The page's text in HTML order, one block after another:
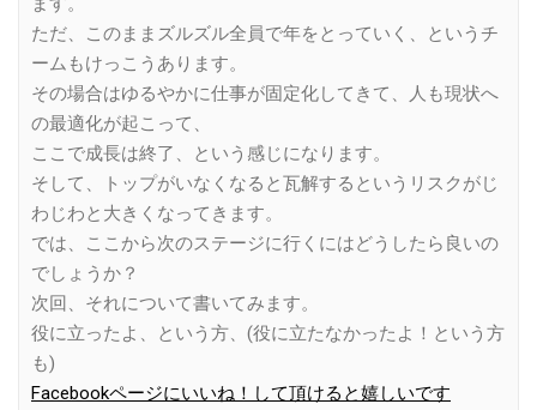
ただ、このままズルズル全員で年をとっていく、というチ
ームもけっこうあります。
その場合はゆるやかに仕事が固定化してきて、人も現状へ
の最適化が起こって、
ここで成長は終了、という感じになります。
そして、トップがいなくなると瓦解するというリスクがじ
わじわと大きくなってきます。
では、ここから次のステージに行くにはどうしたら良いの
でしょうか？
次回、それについて書いてみます。
役に立ったよ、という方、(役に立たなかったよ！という方
も)
Facebookページにいいね！して頂けると嬉しいです